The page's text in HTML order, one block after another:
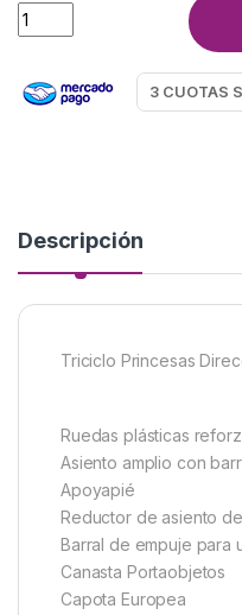
TRICICLO BEBITOS
Descripción
Triciclo Princesas
Ruedas plásticas
Asiento amplio con
Apoyapié
Reductor de asiento
Barral de empuje para
Canasta Portaobjetos
Capota Europea